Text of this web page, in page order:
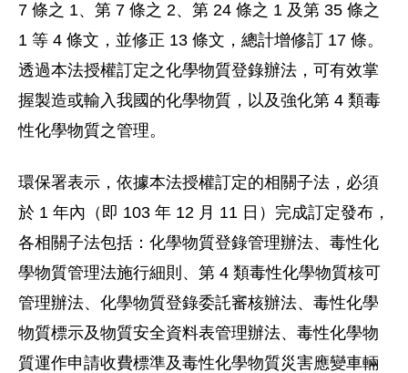
7 條之 1、第 7 條之 2、第 24 條之 1 及第 35 條之
1 等 4 條文，並修正 13 條文，總計增修訂 17 條。
透過本法授權訂定之化學物質登錄辦法，可有效掌
握製造或輸入我國的化學物質，以及強化第 4 類毒
性化學物質之管理。
環保署表示，依據本法授權訂定的相關子法，必須
於 1 年內（即 103 年 12 月 11 日）完成訂定發布，
各相關子法包括：化學物質登錄管理辦法、毒性化
學物質管理法施行細則、第 4 類毒性化學物質核可
管理辦法、化學物質登錄委託審核辦法、毒性化學
物質標示及物質安全資料表管理辦法、毒性化學物
質運作申請收費標準及毒性化學物質災害應變車輛